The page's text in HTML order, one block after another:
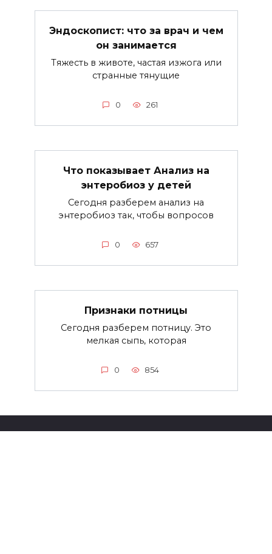
Эндоскопист: что за врач и чем
он занимается
Тяжесть в животе, частая изжога или
странные тянущие
0 261
Что показывает Анализ на
энтеробиоз у детей
Сегодня разберем анализ на
энтеробиоз так, чтобы вопросов
0 657
Признаки потницы
Сегодня разберем потницу. Это
мелкая сыпь, которая
0 854